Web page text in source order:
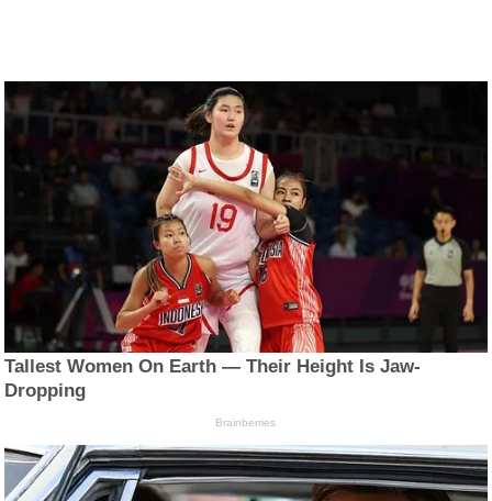
Tallest Women On Earth — Their Height Is Jaw-
Dropping
Brainberries